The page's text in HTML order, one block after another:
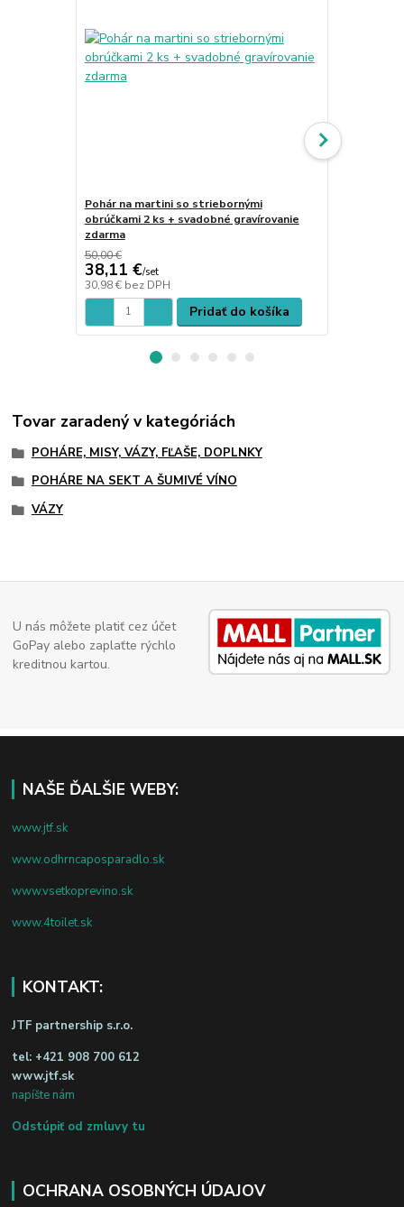
Pohár na martini so striebornými
obrúčkami 2 ks + svadobné gravírovanie
zdarma
50,00 €
38,11 €/set
30,98 € bez DPH
Pridať do košíka
Tovar zaradený v kategóriách
POHÁRE, MISY, VÁZY, FĽAŠE, DOPLNKY
POHÁRE NA SEKT A ŠUMIVÉ VÍNO
VÁZY
U nás môžete platiť cez účet
GoPay alebo zaplaťte rýchlo
kreditnou kartou.
NAŠE ĎALŠIE WEBY:
www.jtf.sk
www.odhrncaposparadlo.sk
www.vsetkoprevino.sk
www.4toilet.sk
KONTAKT:
JTF partnership s.r.o.
tel: +421 908 700 612
www.jtf.sk
napíšte nám
Odstúpiť od zmluvy tu
OCHRANA OSOBNÝCH ÚDAJOV